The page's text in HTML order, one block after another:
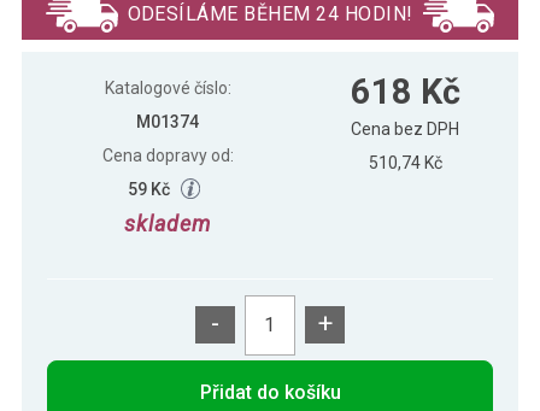
ODESÍLÁME BĚHEM 24 HODIN!
Katalogové číslo:
M01374
Cena dopravy od:
59 Kč
skladem
618 Kč
Cena bez DPH
510,74 Kč
- +
Přidat do košíku